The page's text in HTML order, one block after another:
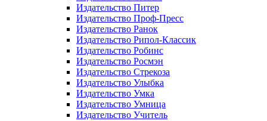
Издательство Питер
Издательство Проф-Пресс
Издательство Ранок
Издательство Рипол-Классик
Издательство Робинс
Издательство Росмэн
Издательство Стрекоза
Издательство Улыбка
Издательство Умка
Издательство Умница
Издательство Учитель